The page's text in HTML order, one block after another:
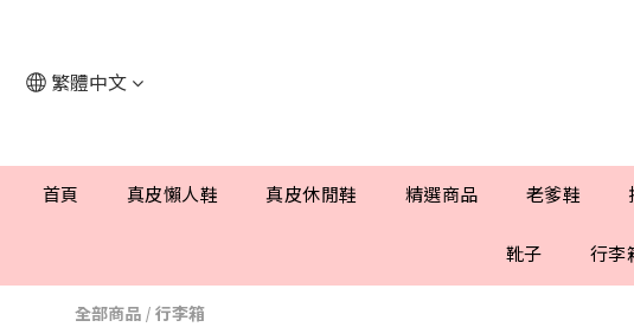
繁體中文
首頁 真皮懶人鞋 真皮休閒鞋 精選商品 老爹鞋
靴子 行李
全部商品 / 行李箱